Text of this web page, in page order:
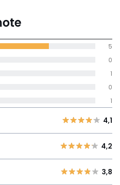
des avis
toutes les
1
1
4,1
4,2
3,8
1
0
1
0
5
4,1
4,2
3,8